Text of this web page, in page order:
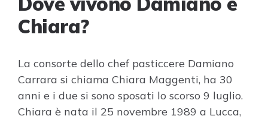
Chiara?
La consorte dello chef pasticcere Damiano
Carrara si chiama Chiara Maggenti, ha 30
anni e i due si sono sposati lo scorso 9 luglio.
Chiara è nata il 25 novembre 1989 a Lucca,